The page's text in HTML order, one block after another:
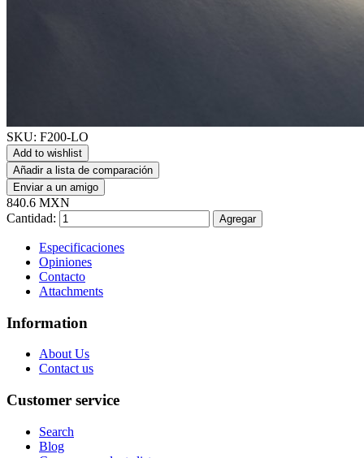
SKU: F200-LO
Add to wishlist
Añadir a lista de comparación
Enviar a un amigo
840.6 MXN
Cantidad:
Agregar
Especificaciones
Opiniones
Contacto
Attachments
Information
About Us
Contact us
Customer service
Search
Blog